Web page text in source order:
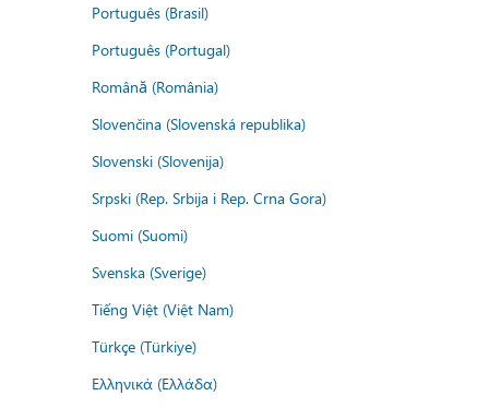
Português (Brasil)
Português (Portugal)
Română (România)
Slovenčina (Slovenská republika)
Slovenski (Slovenija)
Srpski (Rep. Srbija i Rep. Crna Gora)
Suomi (Suomi)
Svenska (Sverige)
Tiếng Việt (Việt Nam)
Türkçe (Türkiye)
Ελληνικά (Ελλάδα)